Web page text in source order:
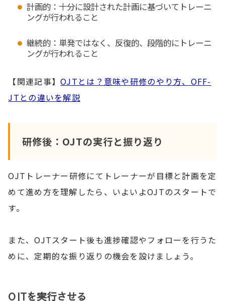
計画的：十分に設計された計画に基づいてトレーニ
ングが行われること
継続的：単発ではなく、反復的、段階的にトレーニ
ングが行われること
【関連記事】OJTとは？意味や研修のやり方、OFF-
JTとの違いを解説
研修後：OJTの実行と振り返り
OJTトレーナー研修にてトレーナーが目標と計画を定
めて進め方を理解したら、いよいよOJTのスタートで
す。
また、OJTスタート後も進捗確認やフォローを行うた
めに、定期的な振り返りの機会を設けましょう。
OJTを実行させる